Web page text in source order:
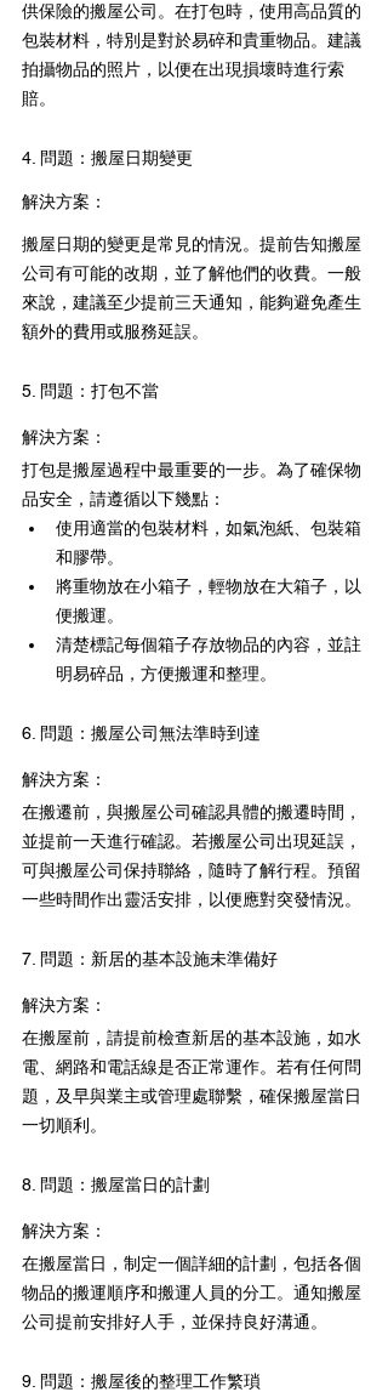
供保險的搬屋公司。在打包時，使用高品質的
包裝材料，特別是對於易碎和貴重物品。建議
拍攝物品的照片，以便在出現損壞時進行索
賠。
4. 問題：搬屋日期變更
解決方案：
搬屋日期的變更是常見的情況。提前告知搬屋
公司有可能的改期，並了解他們的收費。一般
來說，建議至少提前三天通知，能夠避免產生
額外的費用或服務延誤。
5. 問題：打包不當
解決方案：
打包是搬屋過程中最重要的一步。為了確保物
品安全，請遵循以下幾點：
使用適當的包裝材料，如氣泡紙、包裝箱
和膠帶。
將重物放在小箱子，輕物放在大箱子，以
便搬運。
清楚標記每個箱子存放物品的內容，並註
明易碎品，方便搬運和整理。
6. 問題：搬屋公司無法準時到達
解決方案：
在搬遷前，與搬屋公司確認具體的搬遷時間，
並提前一天進行確認。若搬屋公司出現延誤，
可與搬屋公司保持聯絡，隨時了解行程。預留
一些時間作出靈活安排，以便應對突發情況。
7. 問題：新居的基本設施未準備好
解決方案：
在搬屋前，請提前檢查新居的基本設施，如水
電、網路和電話線是否正常運作。若有任何問
題，及早與業主或管理處聯繫，確保搬屋當日
一切順利。
8. 問題：搬屋當日的計劃
解決方案：
在搬屋當日，制定一個詳細的計劃，包括各個
物品的搬運順序和搬運人員的分工。通知搬屋
公司提前安排好人手，並保持良好溝通。
9. 問題：搬屋後的整理工作繁瑣